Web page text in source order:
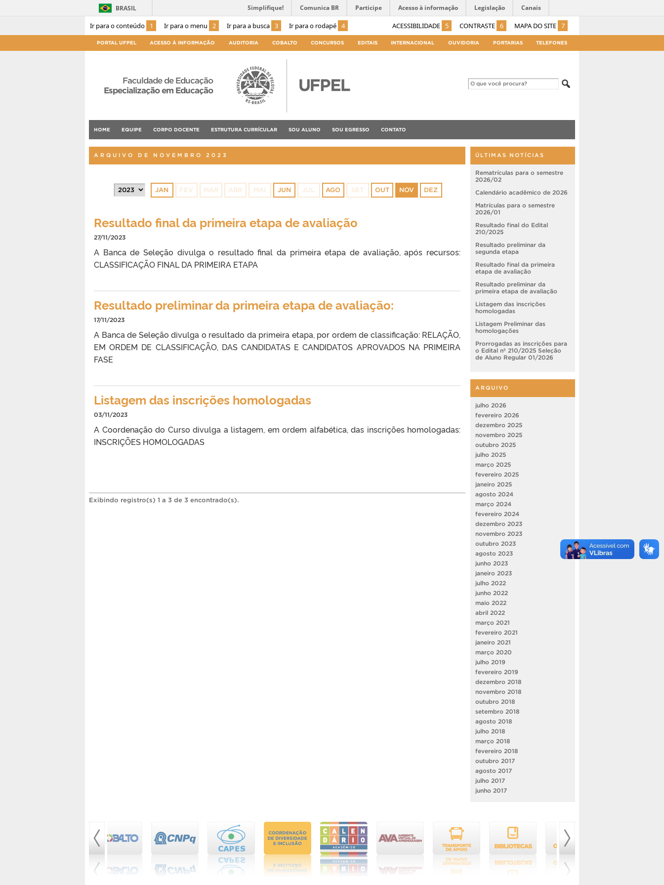
Ir para o conteúdo 1 Ir para o menu 2 Ir para a busca 3 Ir para o rodapé 4 ACESSIBILIDADE 5 CONTRASTE 6 MAPA DO SITE 7
BRASIL Simplifique! Comunica BR Participe Acesso à informação Legislação Canais
PORTAL UFPEL ACESSO À INFORMAÇÃO AUDITORIA COBALTO CONCURSOS EDITAIS INTERNACIONAL OUVIDORIA PORTARIAS TELEFONES
Faculdade de Educação
Especialização em Educação
HOME EQUIPE CORPO DOCENTE ESTRUTURA CURRÍCULAR SOU ALUNO SOU EGRESSO CONTATO
ARQUIVO DE NOVEMBRO 2023
JAN FEV MAR ABR MAI JUN JUL AGO SET OUT NOV DEZ
Resultado final da primeira etapa de avaliação
27/11/2023
A Banca de Seleção divulga o resultado final da primeira etapa de avaliação, após recursos:
CLASSIFICAÇÃO FINAL DA PRIMEIRA ETAPA
Resultado preliminar da primeira etapa de avaliação:
17/11/2023
A Banca de Seleção divulga o resultado da primeira etapa, por ordem de classificação: RELAÇÃO,
EM ORDEM DE CLASSIFICAÇÃO, DAS CANDIDATAS E CANDIDATOS APROVADOS NA PRIMEIRA
FASE
Listagem das inscrições homologadas
03/11/2023
A Coordenação do Curso divulga a listagem, em ordem alfabética, das inscrições homologadas:
INSCRIÇÕES HOMOLOGADAS
Exibindo registro(s) 1 a 3 de 3 encontrado(s).
ÚLTIMAS NOTÍCIAS
Rematrículas para o semestre
2026/02
Calendário acadêmico de 2026
Matrículas para o semestre
2026/01
Resultado final do Edital
210/2025
Resultado preliminar da
segunda etapa
Resultado final da primeira
etapa de avaliação
Resultado preliminar da
primeira etapa de avaliação
Listagem das inscrições
homologadas
Listagem Preliminar das
homologações
Prorrogadas as inscrições para
o Edital nº 210/2025 Seleção
de Aluno Regular 01/2026
ARQUIVO
julho 2026
fevereiro 2026
dezembro 2025
novembro 2025
outubro 2025
julho 2025
março 2025
fevereiro 2025
janeiro 2025
agosto 2024
março 2024
fevereiro 2024
dezembro 2023
novembro 2023
outubro 2023
agosto 2023
junho 2023
janeiro 2023
julho 2022
junho 2022
maio 2022
abril 2022
março 2021
fevereiro 2021
janeiro 2021
março 2020
julho 2019
fevereiro 2019
dezembro 2018
novembro 2018
outubro 2018
setembro 2018
agosto 2018
julho 2018
março 2018
fevereiro 2018
outubro 2017
agosto 2017
julho 2017
junho 2017